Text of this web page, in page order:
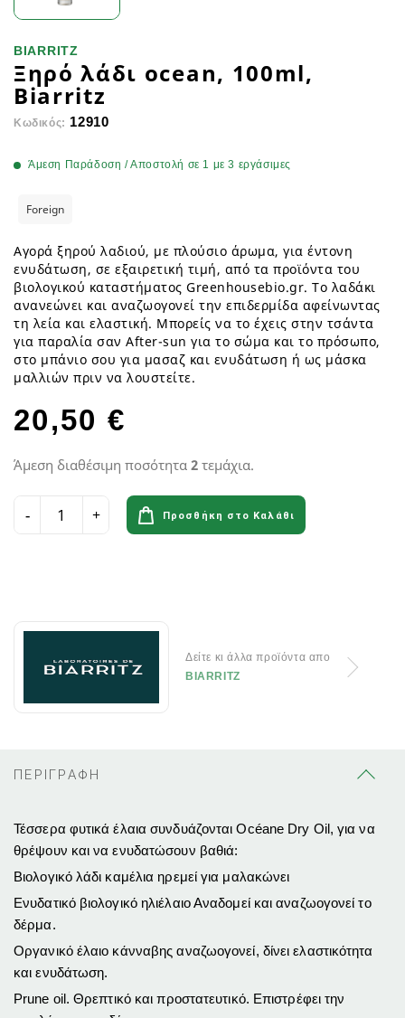
BIARRITZ
Ξηρό λάδι ocean, 100ml,
Biarritz
Κωδικός: 12910
Άμεση Παράδοση / Αποστολή σε 1 με 3 εργάσιμες
Foreign
Αγορά ξηρού λαδιού, με πλούσιο άρωμα, για έντονη
ενυδάτωση, σε εξαιρετική τιμή, από τα προϊόντα του
βιολογικού καταστήματος Greenhousebio.gr. Το λαδάκι
ανανεώνει και αναζωογονεί την επιδερμίδα αφείνωντας
τη λεία και ελαστική. Μπορείς να το έχεις στην τσάντα
για παραλία σαν Αfter-sun για το σώμα και το πρόσωπο,
στο μπάνιο σου για μασαζ και ενυδάτωση ή ως μάσκα
μαλλιών πριν να λουστείτε.
20,50 €
Άμεση διαθέσιμη ποσότητα 2 τεμάχια.
Προσθήκη στο Καλάθι
Δείτε κι άλλα προϊόντα απο
BIARRITZ
ΠΕΡΙΓΡΑΦΗ
Τέσσερα φυτικά έλαια συνδυάζονται Océane Dry Oil, για να
θρέψουν και να ενυδατώσουν βαθιά:
Βιολογικό λάδι καμέλια ηρεμεί για μαλακώνει
Ενυδατικό βιολογικό ηλιέλαιο Αναδομεί και αναζωογονεί το
δέρμα.
Οργανικό έλαιο κάνναβης αναζωογονεί, δίνει ελαστικότητα
και ενυδάτωση.
Prune oil. Θρεπτικό και προστατευτικό. Επιστρέφει την